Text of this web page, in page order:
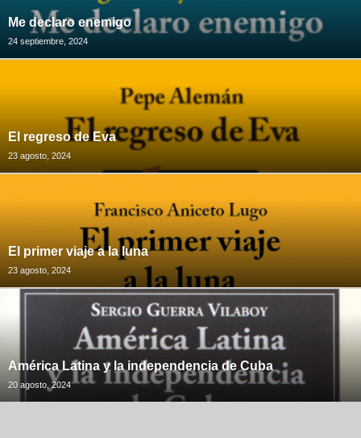
Me declaro enemigo
24 septiembre, 2024
El regreso de Eva
23 agosto, 2024
El primer viaje a la luna
23 agosto, 2024
América Latina y la independencia de Cuba
20 agosto, 2024